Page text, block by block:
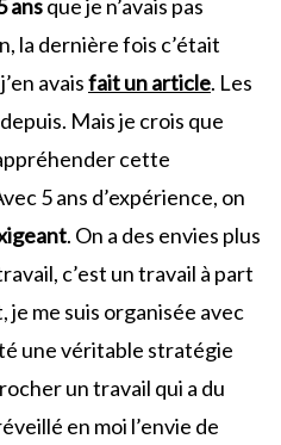
ansque je n’avais pas
la dernière fois c’était
avaisfait un article. Les
Mais je crois que
cette
5 ans d’expérience, on
. On a des envies plus
c’est un travail à part
me suis organisée avec
une véritable stratégie
un travail qui a du
en moi l’envie de